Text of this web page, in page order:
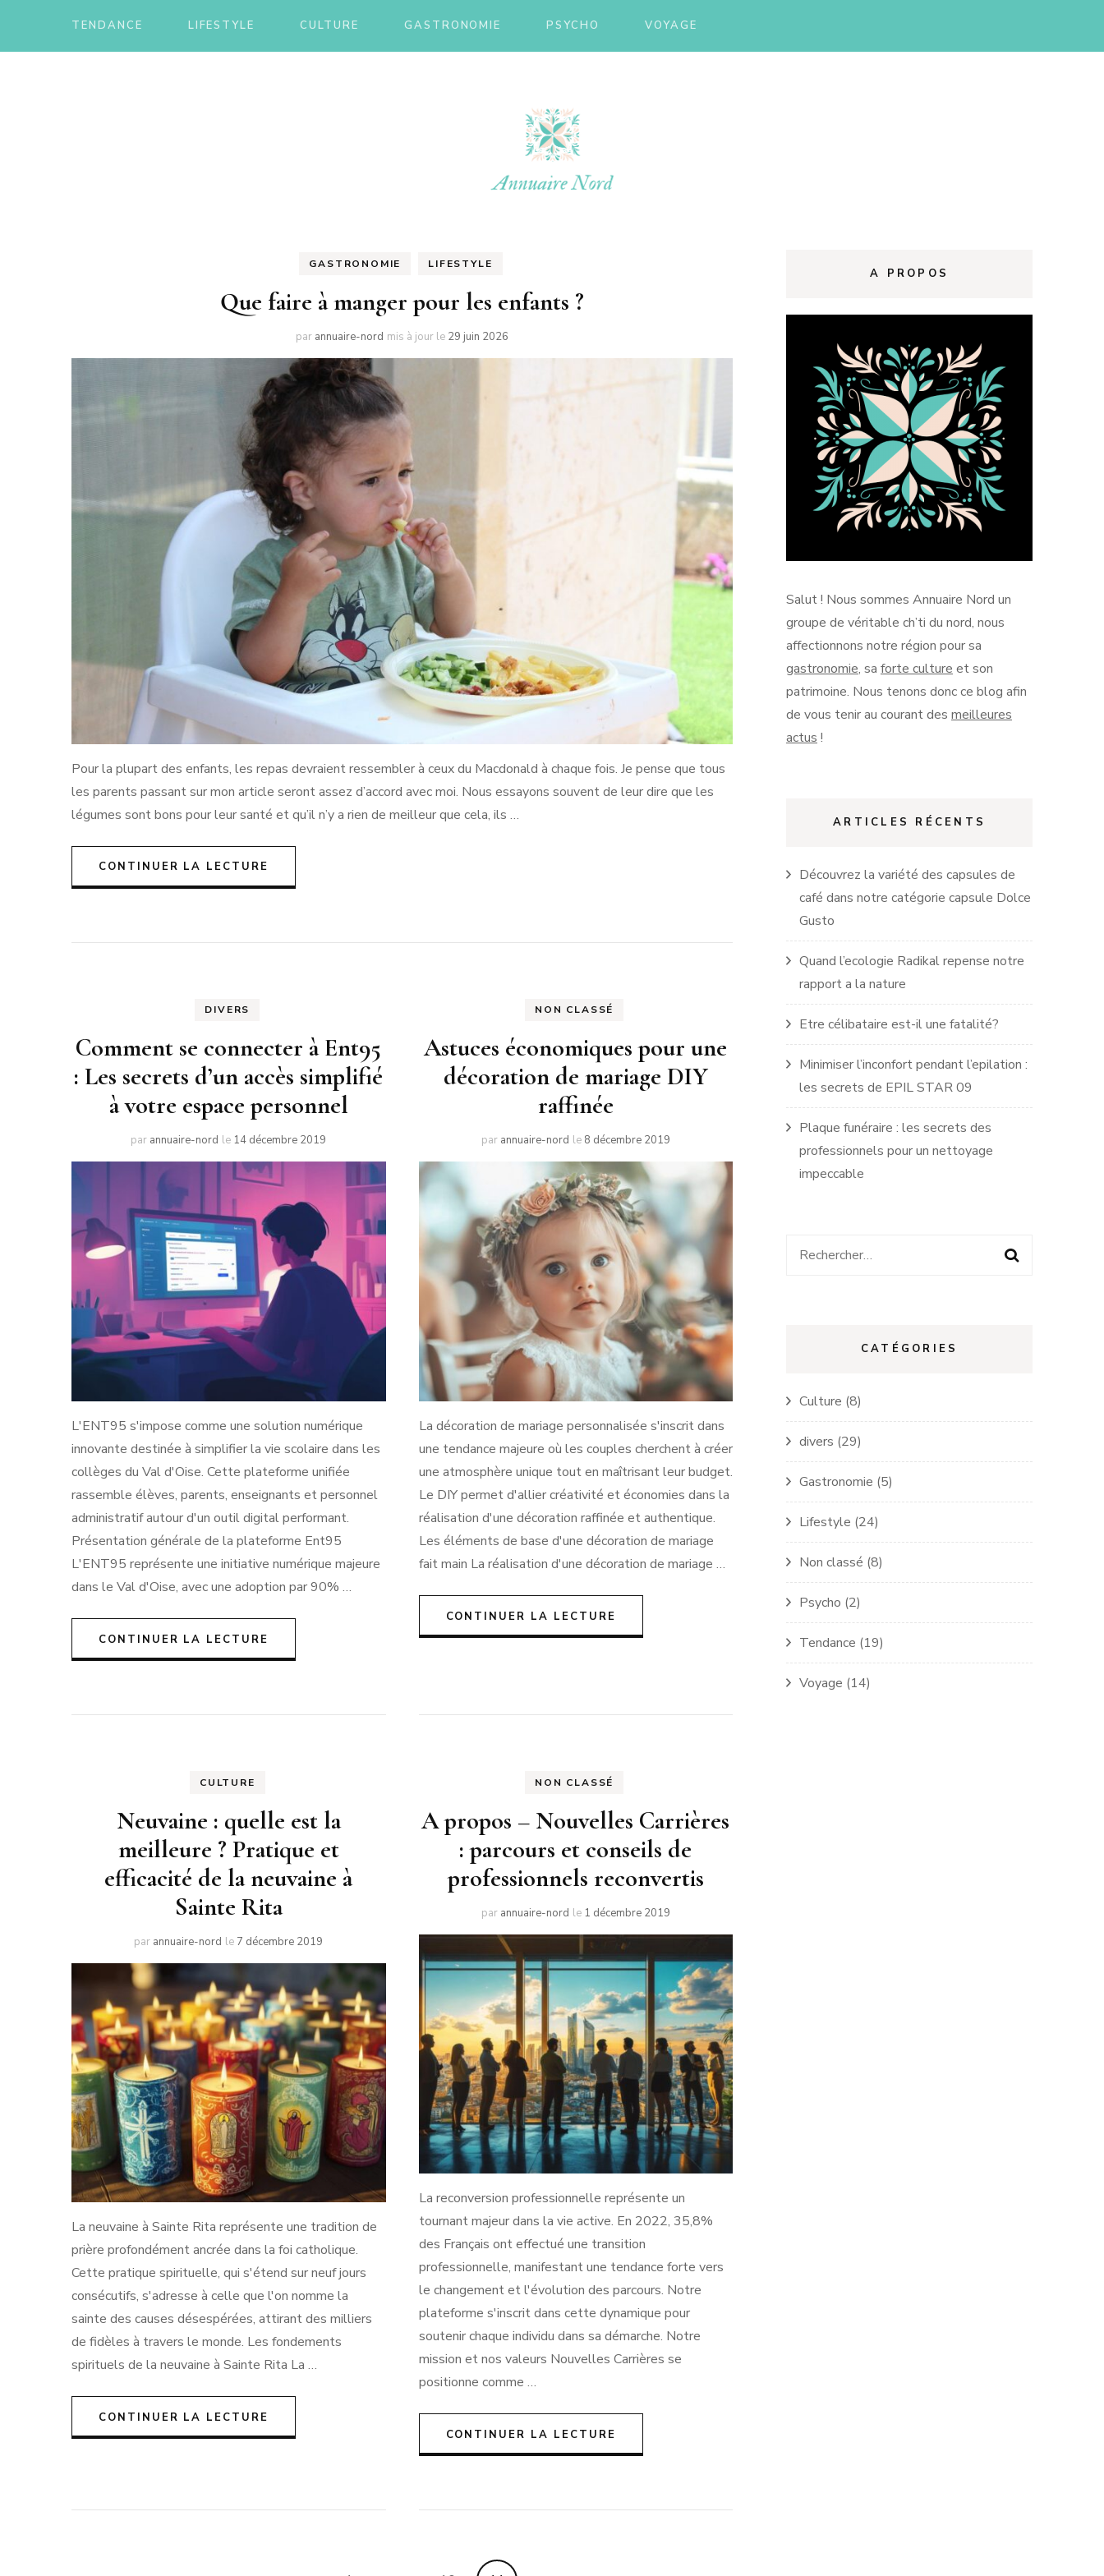
TENDANCE LIFESTYLE CULTURE GASTRONOMIE PSYCHO VOYAGE
Annuaire nord
GASTRONOMIE LIFESTYLE
Que faire à manger pour les enfants ?
par annuaire-nord mis à jour le 29 juin 2026
Pour la plupart des enfants, les repas devraient ressembler à ceux du Macdonald à chaque fois. Je pense que tous
les parents passant sur mon article seront assez d’accord avec moi. Nous essayons souvent de leur dire que les
légumes sont bons pour leur santé et qu’il n’y a rien de meilleur que cela, ils …
CONTINUER LA LECTURE
DIVERS
Comment se connecter à Ent95
: Les secrets d’un accès simplifié
à votre espace personnel
par annuaire-nord le 14 décembre 2019
L'ENT95 s'impose comme une solution numérique
innovante destinée à simplifier la vie scolaire dans les
collèges du Val d'Oise. Cette plateforme unifiée
rassemble élèves, parents, enseignants et personnel
administratif autour d'un outil digital performant.
Présentation générale de la plateforme Ent95
L'ENT95 représente une initiative numérique majeure
dans le Val d'Oise, avec une adoption par 90% …
CONTINUER LA LECTURE
NON CLASSÉ
Astuces économiques pour une
décoration de mariage DIY
raffinée
par annuaire-nord le 8 décembre 2019
La décoration de mariage personnalisée s'inscrit dans
une tendance majeure où les couples cherchent à créer
une atmosphère unique tout en maîtrisant leur budget.
Le DIY permet d'allier créativité et économies dans la
réalisation d'une décoration raffinée et authentique.
Les éléments de base d'une décoration de mariage
fait main La réalisation d'une décoration de mariage …
CONTINUER LA LECTURE
CULTURE
Neuvaine : quelle est la
meilleure ? Pratique et
efficacité de la neuvaine à
Sainte Rita
par annuaire-nord le 7 décembre 2019
La neuvaine à Sainte Rita représente une tradition de
prière profondément ancrée dans la foi catholique.
Cette pratique spirituelle, qui s'étend sur neuf jours
consécutifs, s'adresse à celle que l'on nomme la
sainte des causes désespérées, attirant des milliers
de fidèles à travers le monde. Les fondements
spirituels de la neuvaine à Sainte Rita La …
CONTINUER LA LECTURE
NON CLASSÉ
A propos – Nouvelles Carrières
: parcours et conseils de
professionnels reconvertis
par annuaire-nord le 1 décembre 2019
La reconversion professionnelle représente un
tournant majeur dans la vie active. En 2022, 35,8%
des Français ont effectué une transition
professionnelle, manifestant une tendance forte vers
le changement et l'évolution des parcours. Notre
plateforme s'inscrit dans cette dynamique pour
soutenir chaque individu dans sa démarche. Notre
mission et nos valeurs Nouvelles Carrières se
positionne comme …
CONTINUER LA LECTURE
Pagination
A PROPOS
Salut ! Nous sommes Annuaire Nord un
groupe de véritable ch’ti du nord, nous
affectionnons notre région pour sa
gastronomie, sa forte culture et son
patrimoine. Nous tenons donc ce blog afin
de vous tenir au courant des meilleures
actus !
ARTICLES RÉCENTS
Découvrez la variété des capsules de
café dans notre catégorie capsule Dolce
Gusto
Quand l’ecologie Radikal repense notre
rapport a la nature
Etre célibataire est-il une fatalité?
Minimiser l’inconfort pendant l’epilation :
les secrets de EPIL STAR 09
Plaque funéraire : les secrets des
professionnels pour un nettoyage
impeccable
Rechercher :
CATÉGORIES
Culture (8)
divers (29)
Gastronomie (5)
Lifestyle (24)
Non classé (8)
Psycho (2)
Tendance (19)
Voyage (14)